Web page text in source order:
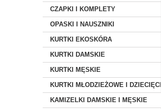
CZAPKI I KOMPLETY
OPASKI I NAUSZNIKI
KURTKI EKOSKÓRA
KURTKI DAMSKIE
KURTKI MĘSKIE
KURTKI MŁODZIEŻOWE I DZIECIĘCE
KAMIZELKI DAMSKIE I MĘSKIE